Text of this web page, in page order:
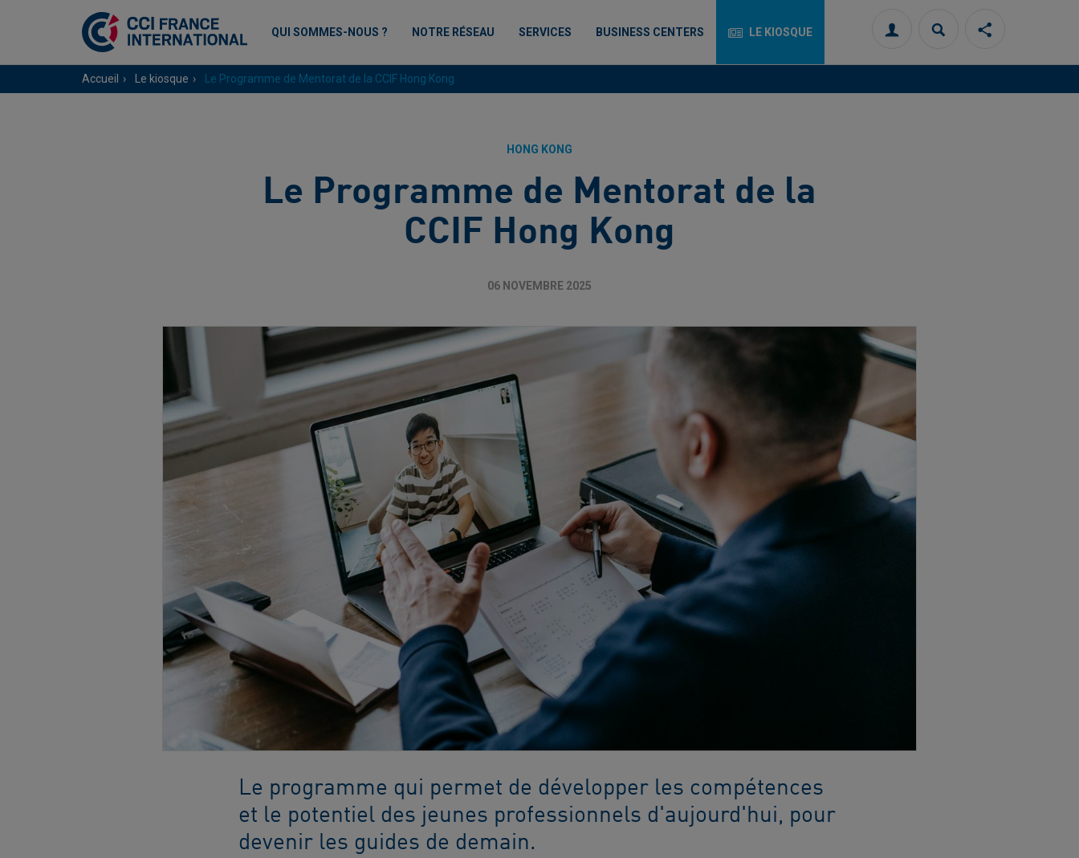
Connexion Rechercher
page
QUI SOMMES-NOUS ? NOTRE RÉSEAU SERVICES BUSINESS CENTERS LE KIOSQUE
Accueil Le kiosque Le Programme de Mentorat de la CCIF Hong Kong
HONG KONG
Le Programme de Mentorat de la
CCIF Hong Kong
06 NOVEMBRE 2025
Le programme qui permet de développer les compétences
et le potentiel des jeunes professionnels d'aujourd'hui, pour
devenir les guides de demain.